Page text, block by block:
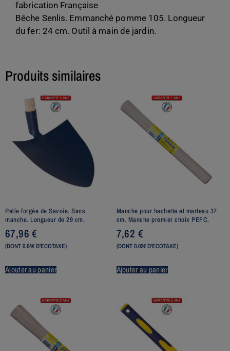
fabrication Française
Bêche Senlis. Emmanché pomme 105. Longueur
du fer: 24 cm. Outil à main de jardin.
Produits similaires
Pelle forgée de Savoie. Sans
manche. Longueur de 29 cm.
67,96€
(DONT 0.04€ D'ECOTAXE)
Ajouter au panier
Manche pour hachette et marteau 37
cm. Manche premier choix PEFC.
7,62 €
(DONT 0.02€ D'ECOTAXE)
Ajouter au panier